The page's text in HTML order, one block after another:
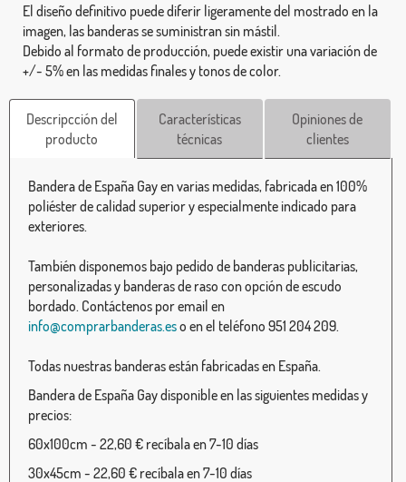
El diseño definitivo puede diferir ligeramente del mostrado en la
imagen, las banderas se suministran sin mástil.
Debido al formato de producción, puede existir una variación de
+/- 5% en las medidas finales y tonos de color.
Descripcción del
producto
Características
técnicas
Opiniones de
clientes
Bandera de España Gay en varias medidas, fabricada en 100%
poliéster de calidad superior y especialmente indicado para
exteriores.
También disponemos bajo pedido de banderas publicitarias,
personalizadas y banderas de raso con opción de escudo
bordado. Contáctenos por email en
info@comprarbanderas.eso en el teléfono 951 204 209.
Todas nuestras banderas están fabricadas en España.
Bandera de España Gay disponible en las siguientes medidas y
precios:
60x100cm - 22,60 € recíbala en 7-10 días
30x45cm - 22,60 € recíbala en 7-10 días